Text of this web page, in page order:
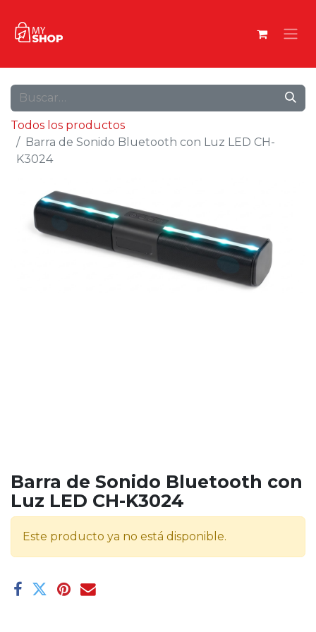
Todos los productos
Barra de Sonido Bluetooth con Luz LED CH-
K3024
Barra de Sonido Bluetooth con
Luz LED CH-K3024
Este producto ya no está disponible.